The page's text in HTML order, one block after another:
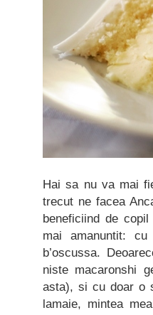
Hai sa nu va mai
trecut ne facea
beneficiind de
mai amanuntit: cu
b’oscussa.
niste macaronshi
asta), si cu doar o
lamaie, mintea